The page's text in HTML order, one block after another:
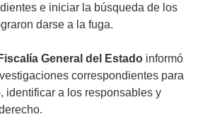
e iniciar la búsqueda de los
darse a la fuga.
Fiscalía General del Estado informó
correspondientes para
identificar a los responsables y